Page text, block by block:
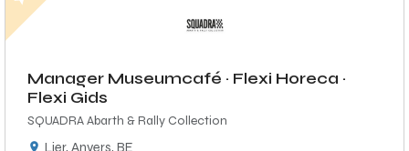
Manager Museumcafé · Flexi Horeca ·
Flexi Gids
SQUADRA Abarth & Rally Collection
Lier, Anvers, BE